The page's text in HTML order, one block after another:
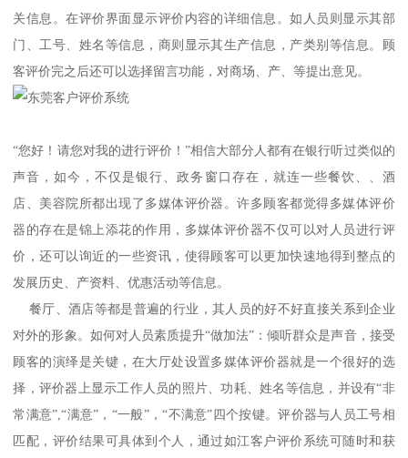
关信息。在评价界面显示评价内容的详细信息。如人员则显示其部
门、工号、姓名等信息，商则显示其生产信息，产类别等信息。顾
客评价完之后还可以选择留言功能，对商场、产、等提出意见。
“您好！请您对我的进行评价！”相信大部分人都有在银行听过类似的
声音，如今，不仅是银行、政务窗口存在，就连一些餐饮、、酒
店、美容院所都出现了多媒体评价器。许多顾客都觉得多媒体评价
器的存在是锦上添花的作用，多媒体评价器不仅可以对人员进行评
价，还可以询近的一些资讯，使得顾客可以更加快速地得到整点的
发展历史、产资料、优惠活动等信息。
餐厅、酒店等都是普遍的行业，其人员的好不好直接关系到企业
对外的形象。如何对人员素质提升“做加法”：倾听群众是声音，接受
顾客的演绎是关键，在大厅处设置多媒体评价器就是一个很好的选
择，评价器上显示工作人员的照片、功耗、姓名等信息，并设有“非
常满意”,“满意”，“一般”，“不满意”四个按键。评价器与人员工号相
匹配，评价结果可具体到个人，通过如江客户评价系统可随时和获